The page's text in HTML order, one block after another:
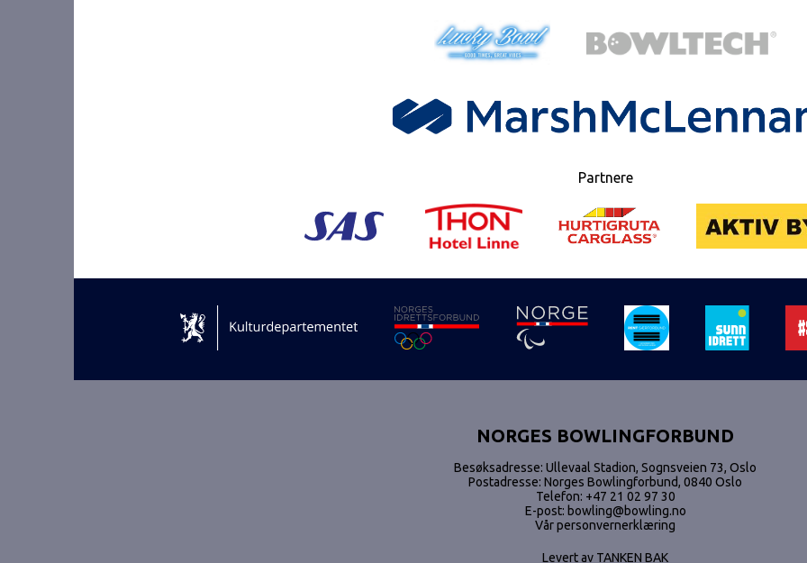
Partnere
NORGES BOWLINGFORBUND
Besøksadresse: Ullevaal Stadion, Sognsveien 73, Oslo
Postadresse: Norges Bowlingforbund, 0840 Oslo
Telefon: +47 21 02 97 30
E-post: bowling@bowling.no
Vår personvernerklæring
Levert av TANKEN BAK